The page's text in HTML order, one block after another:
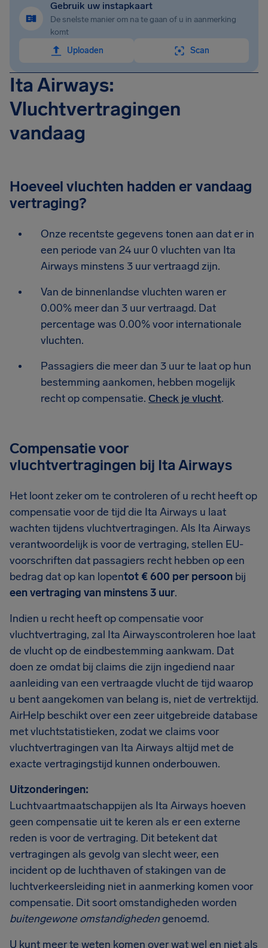
Gebruik uw instapkaart
De snelste manier om na te gaan of u in aanmerking
komt
Uploaden
Scan
Ita Airways:
Vluchtvertragingen
vandaag
Hoeveel vluchten hadden er vandaag
vertraging?
Onze recentste gegevens tonen aan dat er in
een periode van 24 uur 0 vluchten van Ita
Airways minstens 3 uur vertraagd zijn.
Van de binnenlandse vluchten waren er
0.00% meer dan 3 uur vertraagd. Dat
percentage was 0.00% voor internationale
vluchten.
Passagiers die meer dan 3 uur te laat op hun
bestemming aankomen, hebben mogelijk
recht op compensatie. Check je vlucht.
Compensatie voor
vluchtvertragingen bij Ita Airways
Het loont zeker om te controleren of u recht heeft op
compensatie voor de tijd die Ita Airways u laat
wachten tijdens vluchtvertragingen. Als Ita Airways
verantwoordelijk is voor de vertraging, stellen EU-
voorschriften dat passagiers recht hebben op een
bedrag dat op kan lopentot € 600 per persoon bij
een vertraging van minstens 3 uur.
Indien u recht heeft op compensatie voor
vluchtvertraging, zal Ita Airwayscontroleren hoe laat
de vlucht op de eindbestemming aankwam. Dat
doen ze omdat bij claims die zijn ingediend naar
aanleiding van een vertraagde vlucht de tijd waarop
u bent aangekomen van belang is, niet de vertrektijd.
AirHelp beschikt over een zeer uitgebreide database
met vluchtstatistieken, zodat we claims voor
vluchtvertragingen van Ita Airways altijd met de
exacte vertragingstijd kunnen onderbouwen.
Uitzonderingen:
Luchtvaartmaatschappijen als Ita Airways hoeven
geen compensatie uit te keren als er een externe
reden is voor de vertraging. Dit betekent dat
vertragingen als gevolg van slecht weer, een
incident op de luchthaven of stakingen van de
luchtverkeersleiding niet in aanmerking komen voor
compensatie. Dit soort omstandigheden worden
buitengewone omstandighedengenoemd.
U kunt meer te weten komen over wat wel en niet als